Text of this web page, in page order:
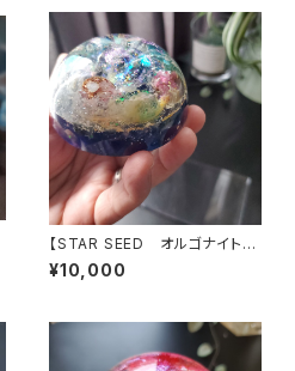
【STAR SEED オルゴナイト】
～あなたへのメッセージ付き
¥10,000